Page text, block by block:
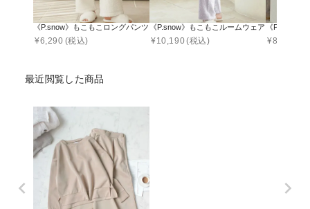
《P.snow》もこもこロングパンツ ルームウェア
¥6,290 (税込)
《P.snow》もこもこルームウェア トップス
¥10,190(税込)
《P.snow
¥8,490
最近閲覧した商品